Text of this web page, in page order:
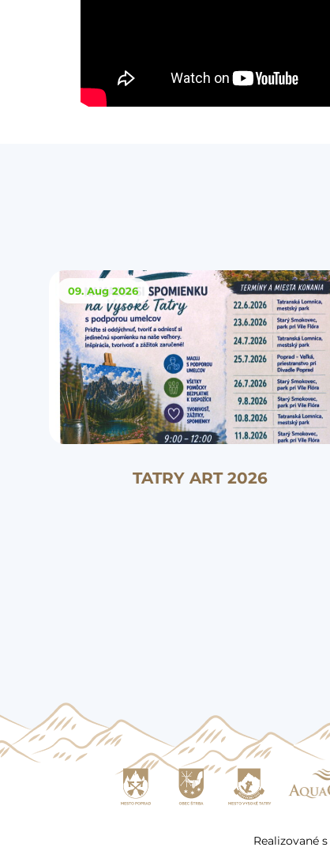
09. Aug 2026
TATRY ART 2026
Realizované s